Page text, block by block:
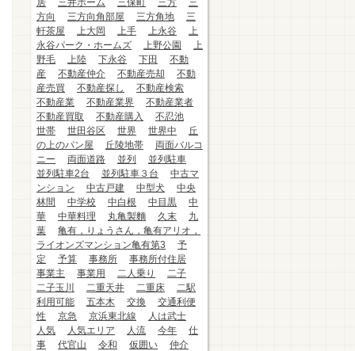
居
三井ホーム 三保町 三方
三
方向
三方向角部屋 三方角地
三
軒茶屋
上大岡 上手 上永谷
上
永谷パーク・ホームズ
上野公園
上
野毛
上陸 下永谷 下田
不動
産
不動産仲介 不動産売却
不動
産売買
不動産探し
不動産検索
不動産業
不動産業界
不動産業者
不動産買取
不動産購入
不忍池
世帯
世田谷区 世界 世界中
丘
の上のパン屋
丘陵地帯
両面バルコ
ニー
両面道路 並列
並列駐車
並列駐車2台
並列駐車３台
中古マ
ンション
中古戸建 中型犬
中央
林間
中学校 中白根 中目黒
中
華
中華料理 丸亀製麵 久末
九
葉
亀有，りょうさん，亀有アリオ，
ライオンズマンション亀有第3
予
定
予算 事務所
事務所付住居
事業主
事業用 二人乗り
二子
二子玉川
二重天井 二重床
二駅
利用可能
五本木 交換
交通利便
性
京急 京浜東北線
人は武士
人気
人気エリア 人流 今年
仕
事
代官山 令和 仮囲い
仲介